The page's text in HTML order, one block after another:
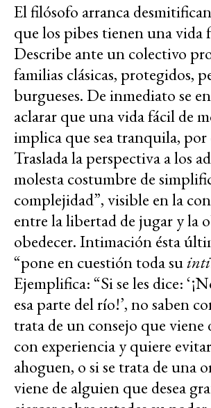
El filósofo arranca
que los pibes tienen una vida
Describe ante un colectivo
familias clásicas, protegidos,
burgueses. De inmediato se
aclarar que una vida fácil de
implica que sea tranquila,
Traslada la perspectiva a los
molesta costumbre de
complejidad”, visible en la
entre la libertad de jugar y la
obedecer. Intimación ésta
“pone en cuestión toda su
Ejemplifica: “Si se les dice:
esa parte del río!’, no saben
trata de un consejo que viene
con experiencia y quiere
ahoguen, o si se trata de una
viene de alguien que desea